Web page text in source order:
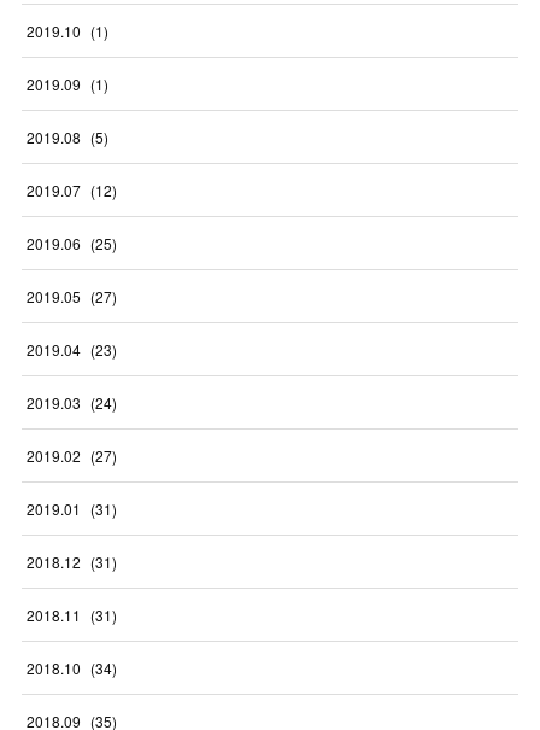
2019.10 (1)
2019.09 (1)
2019.08 (5)
2019.07 (12)
2019.06 (25)
2019.05 (27)
2019.04 (23)
2019.03 (24)
2019.02 (27)
2019.01 (31)
2018.12 (31)
2018.11 (31)
2018.10 (34)
2018.09 (35)